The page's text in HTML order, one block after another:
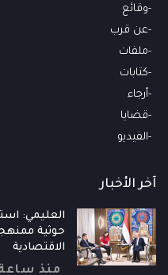
وقائع
عن قرب
ملفات
كتابات
أرجاء
قضايا
الفيديو
آخر الأخبار
العليمي:
حوثية
الاقتصادية
منذ